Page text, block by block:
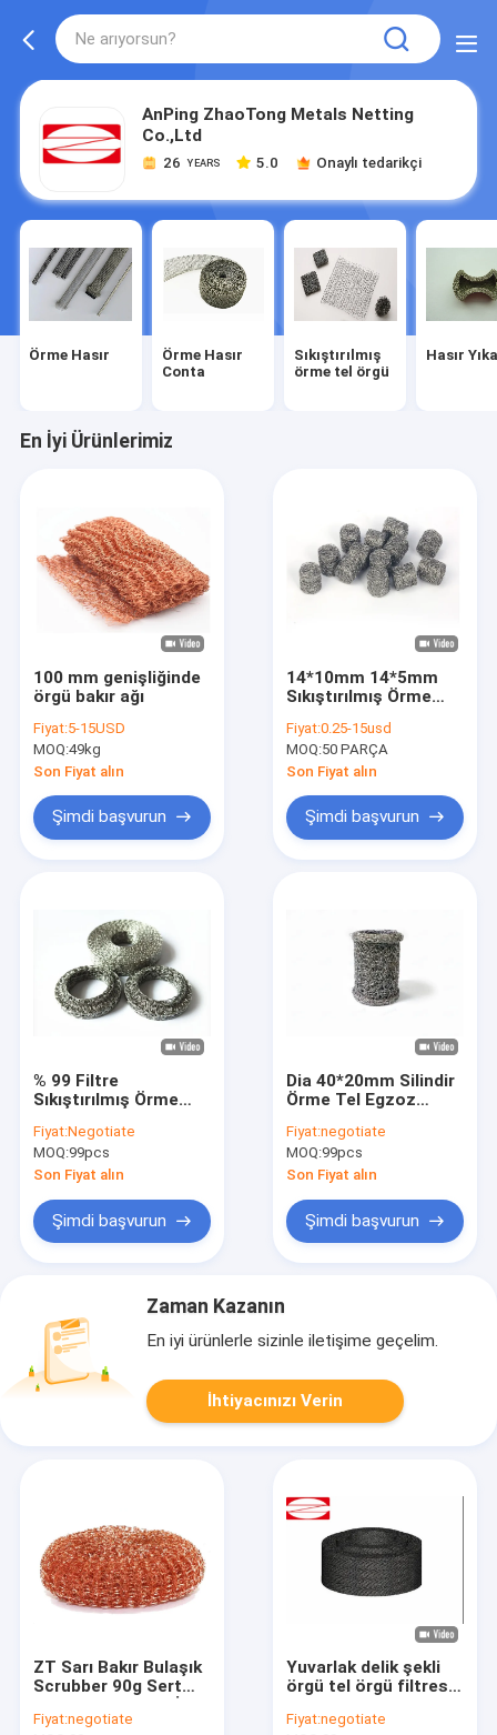
AnPing ZhaoTong Metals Netting
Co.,Ltd
26 YEARS 5.0 Onaylı tedarikçi
Örme Hasır
Örme Hasır
Conta
Sıkıştırılmış
örme tel örgü
Hasır
En İyi Ürünlerimiz
100 mm genişliğinde
örgü bakır ağı
Fiyat:5-15USD
MOQ:49kg
Son Fiyat alın
Şimdi başvurun
14*10mm 14*5mm
Sıkıştırılmış Örme
Köpüğü Lance Mesh
Filtre
Fiyat:0.25-15usd
MOQ:50 PARÇA
Son Fiyat alın
Şimdi başvurun
% 99 Filtre
Sıkıştırılmış Örme
Özelleştirilmiş Örnek
Mevcut OEM Kabul
Fiyat:Negotiate
MOQ:99pcs
Son Fiyat alın
Şimdi başvurun
Dia 40*20mm Silindir
Örme Tel Egzoz
Halkaları Alkaliye
Dayanıklı
Fiyat:negotiate
MOQ:99pcs
Son Fiyat alın
Şimdi başvurun
Zaman Kazanın
En iyi ürünlerle sizinle iletişime geçelim.
İhtiyacınızı Verin
ZT Sarı Bakır Bulaşık
Scrubber 90g Sert
Özelleştirilmiş
Fiyat:negotiate
Yuvarlak delik şekli
örgü tel örgü filtresi
çapı için idealdir
Fiyat:negotiate